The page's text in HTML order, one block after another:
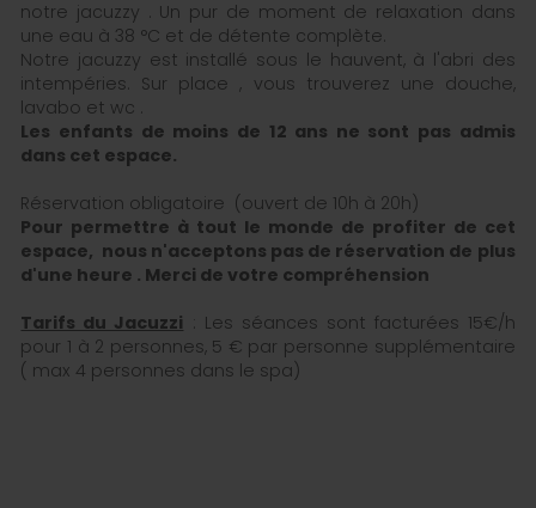
notre jacuzzy . Un pur de moment de relaxation dans
une eau à 38 °C et de détente complète.
Notre jacuzzy est installé sous le hauvent, à l'abri des
intempéries. Sur place , vous trouverez une douche,
lavabo et wc .
Les enfants de moins de 12 ans ne sont pas admis
dans cet espace.
Réservation obligatoire (ouvert de 10h à 20h)
Pour permettre à tout le monde de profiter de cet
espace, nous n'acceptons pas de réservation de plus
d'une heure . Merci de votre compréhension
Tarifs du Jacuzzi : Les séances sont facturées 15€/h
pour 1 à 2 personnes, 5 € par personne supplémentaire
( max 4 personnes dans le spa)